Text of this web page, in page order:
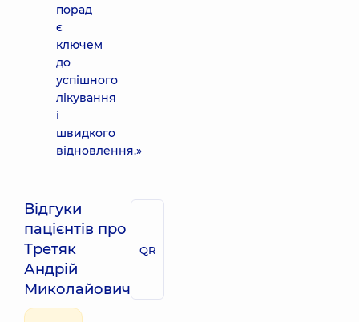
порад
є
ключем
до
успішного
лікування
і
швидкого
відновлення.»
Відгуки
пацієнтів про
Третяк
Андрій
Миколайович
QR